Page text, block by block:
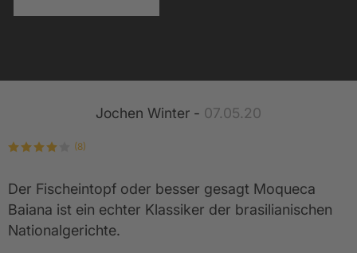
Jochen Winter - 07.05.20
(8)
Der Fischeintopf oder besser gesagt Moqueca
Baiana ist ein echter Klassiker der brasilianischen
Nationalgerichte.